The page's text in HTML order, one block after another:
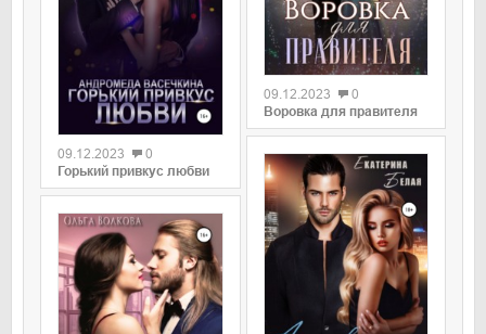
09.12.2023
0
Горький привкус любви
09.12.2023
0
Воровка для правителя